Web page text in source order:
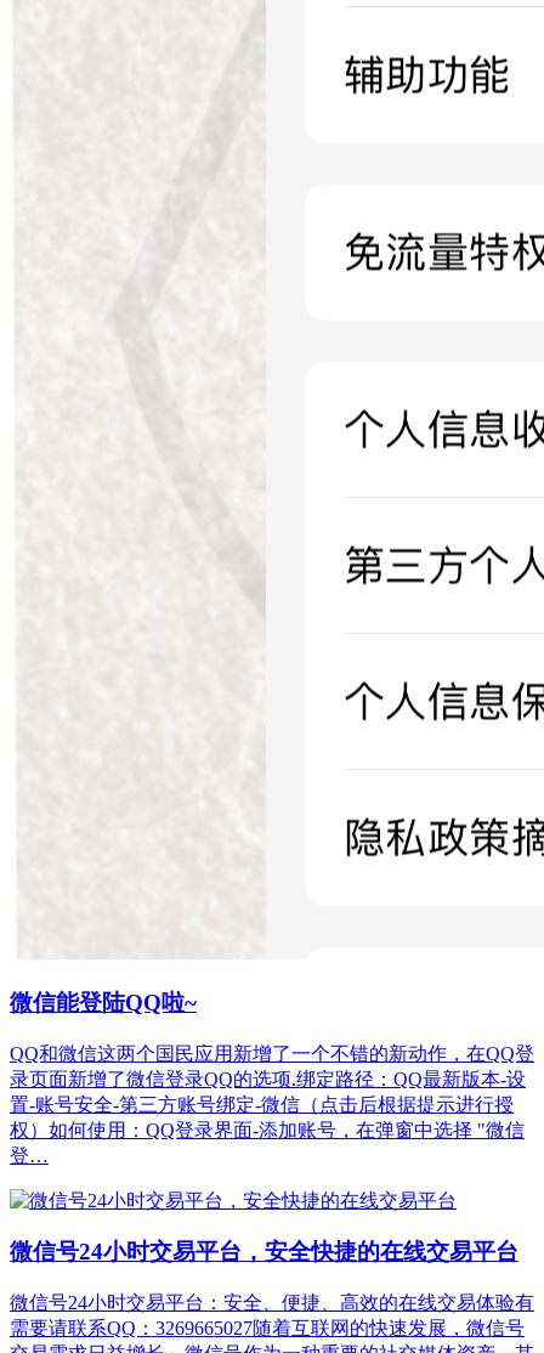
微信能登陆QQ啦~
QQ和微信这两个国民应用新增了一个不错的新动作，在QQ登
录页面新增了微信登录QQ的选项.绑定路径：QQ最新版本-设
置-账号安全-第三方账号绑定-微信（点击后根据提示进行授
权）如何使用：QQ登录界面-添加账号，在弹窗中选择 "微信
登…
微信号24小时交易平台，安全快捷的在线交易平台
微信号24小时交易平台：安全、便捷、高效的在线交易体验有
需要请联系QQ：3269665027随着互联网的快速发展，微信号